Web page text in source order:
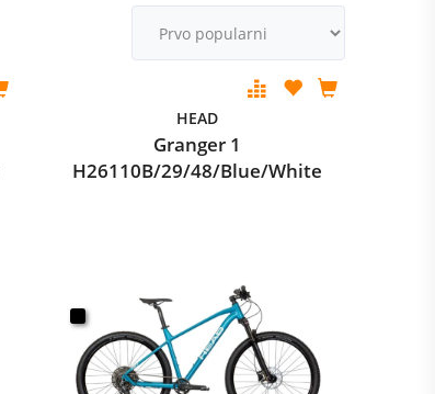
HEAD
Granger 1
H26110B/29/48/Blue/White